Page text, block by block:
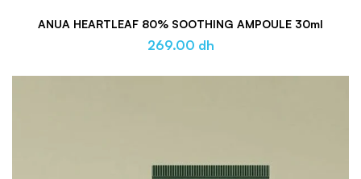
ANUA HEARTLEAF 80% SOOTHING AMPOULE 30ml
269.00 dh